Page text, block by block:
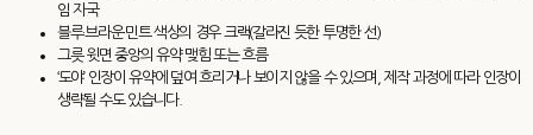
임 자국
블루·브라운·민트 색상의 경우 크랙(갈라진 듯한 투명한 선)
그릇 윗면 중앙의 유약 맺힘 또는 흐름
‘도야’ 인장이 유약에 덮여 흐리거나 보이지 않을 수 있으며, 제작 과정에 따라 인장이
생략될 수도 있습니다.